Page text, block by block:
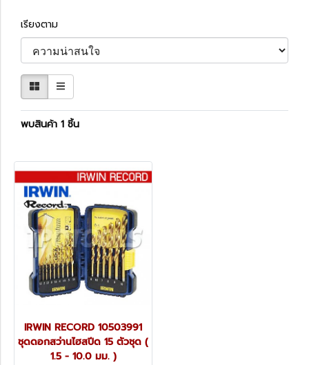
เรียงตาม
พบสินค้า 1 ชิ้น
IRWIN RECORD 10503991
ชุดดอกสว่านไฮสปีด 15 ตัวชุด (
1.5 - 10.0 มม. )